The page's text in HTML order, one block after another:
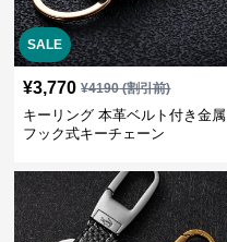
SALE
¥3,770 ¥4190(割引前)
キーリング 本革ベルト付き金属
フック式キーチェーン